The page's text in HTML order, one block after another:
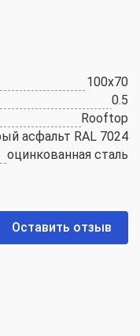
100x70
0.5
Rooftop
асфальт RAL 7024
оцинкованная сталь
Оставить отзыв